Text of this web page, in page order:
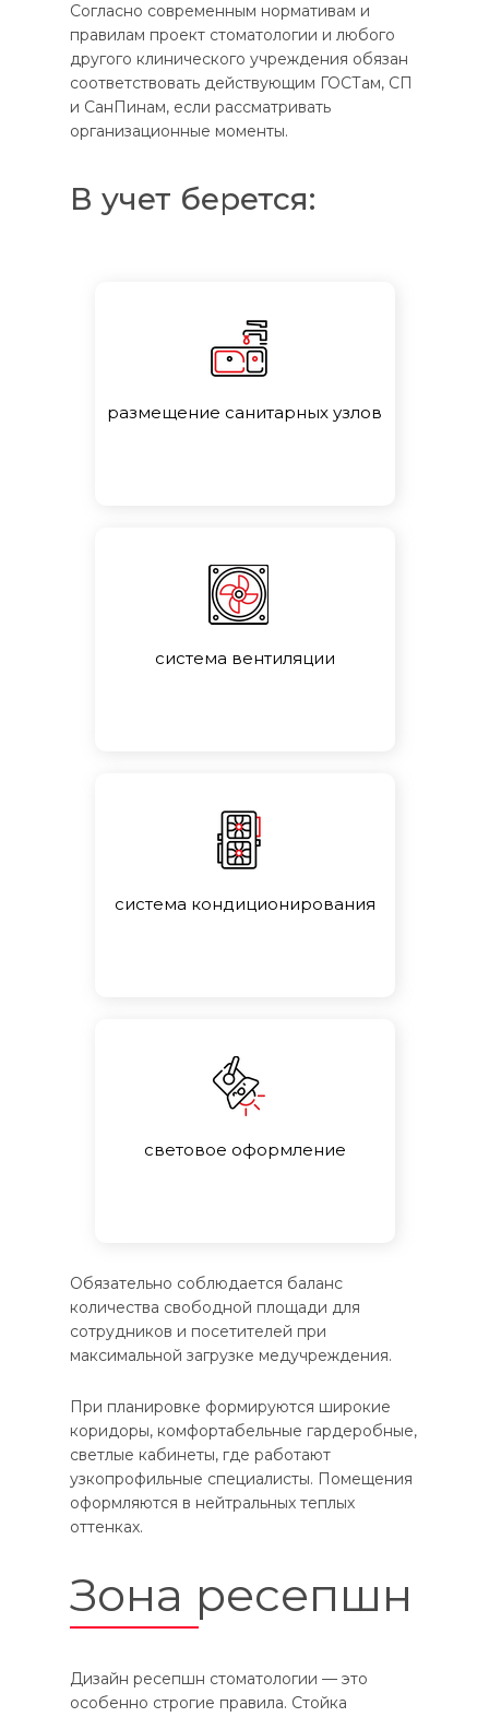
Согласно современным нормативам и
правилам проект стоматологии и любого
другого клинического учреждения обязан
соответствовать действующим ГОСТам, СП
и СанПинам, если рассматривать
организационные моменты.
В учет берется:
размещение санитарных узлов
система вентиляции
система кондиционирования
световое оформление
Обязательно соблюдается баланс
количества свободной площади для
сотрудников и посетителей при
максимальной загрузке медучреждения.
При планировке формируются широкие
коридоры, комфортабельные гардеробные,
светлые кабинеты, где работают
узкопрофильные специалисты. Помещения
оформляются в нейтральных теплых
оттенках.
Зона ресепшн
Дизайн ресепшн стоматологии — это
особенно строгие правила. Стойка